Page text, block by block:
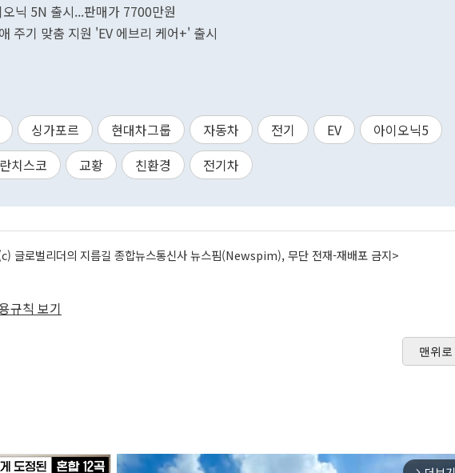
닉 5N 출시...판매가 7700만원
주기 맞춤 지원 'EV 에브리 케어+' 출시
싱가포르 현대차그룹 자동차 전기 EV
아이오닉5
치스코 교황 친환경 전기차
글로벌리더의 지름길 종합뉴스통신사 뉴스핌(Newspim), 무단 전재-재배포 금지>
규칙 보기
맨위로